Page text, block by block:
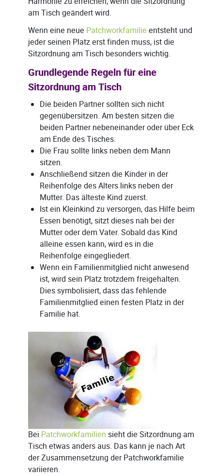
am Tisch geändert wird.
Wenn eine neue Patchworkfamilie entsteht und
jeder seinen Platz erst finden muss, ist die
Sitzordnung am Tisch besonders wichtig.
Grundlegende Regeln für eine
Sitzordnung am Tisch
Die beiden Partner sollten sich nicht
gegenübersitzen. Am besten sitzen die
beiden Partner nebeneinander oder über Eck
am Ende des Tisches.
Die Frau sollte links neben dem Mann
sitzen.
Anschließend sitzen die Kinder in der
Reihenfolge des Alters links neben der
Mutter. Das älteste Kind zuerst.
Ist ein Kleinkind zu versorgen, das Hilfe beim
Essen benötigt, sitzt dieses nah bei der
Mutter oder dem Vater. Sobald das Kind
alleine essen kann, wird es in die
Reihenfolge eingegliedert.
Wenn ein Familienmitglied nicht anwesend
ist, wird sein Platz trotzdem freigehalten.
Dies symbolisiert, dass das fehlende
Familienmitglied einen festen Platz in der
Familie hat.
Bei Patchworkfamilien sieht die Sitzordnung am
Tisch etwas anders aus. Das kann je nach Art
der Zusammensetzung der Patchworkfamilie
variieren.